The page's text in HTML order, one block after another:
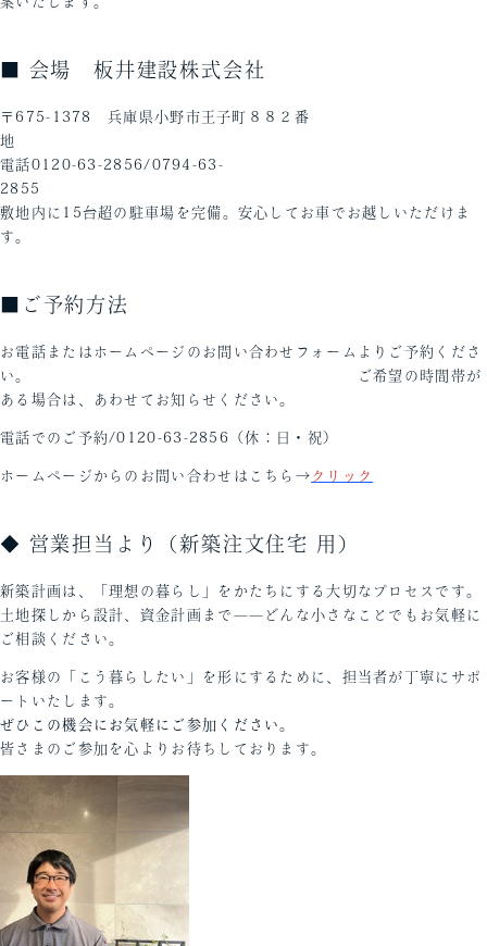
■ 会場 板井建設株式会社
〒675-1378 兵庫県小野市王子町８８２番
電話0120-63-2856/0794-63-
敷地内に15台超の駐車場を完備。安心してお車でお越しいただけま
す。
■ご予約方法
お電話またはホームページのお問い合わせフォームよりご予約くださ
い。 ご希望の時間帯が
ある場合は、あわせてお知らせください。
電話でのご予約/0120-63-2856（休：日・祝）
ホームページからのお問い合わせはこちら→ クリック
◆ 営業担当より（新築注文住宅 用）
新築計画は、「理想の暮らし」をかたちにする大切なプロセスです。
土地探しから設計、資金計画まで——どんな小さなことでもお気軽に
ご相談ください。
お客様の「こう暮らしたい」を形にするために、担当者が丁寧にサポ
ートいたします。
ぜひこの機会にお気軽にご参加ください。
皆さまのご参加を心よりお待ちしております。